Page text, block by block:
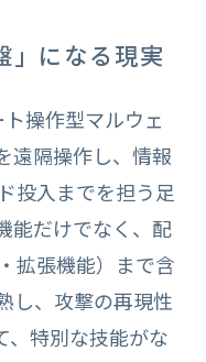
」になる現実
操作型マルウェ
遠隔操作し、情報
投入までを担う足
能だけでなく、配
拡張機能）まで含
し、攻撃の再現性
、特別な技能がな